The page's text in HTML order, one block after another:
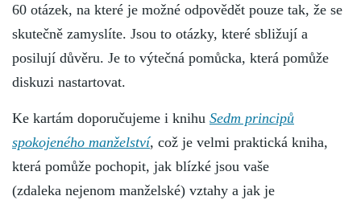
60 otázek, na které je možné odpovědět pouze tak, že se
skutečně zamyslíte. Jsou to otázky, které sbližují a
posilují důvěru. Je to výtečná pomůcka, která pomůže
diskuzi nastartovat.
Ke kartám doporučujeme i knihu Sedm principů
spokojeného manželství, což je velmi praktická kniha,
která pomůže pochopit, jak blízké jsou vaše
(zdaleka nejenom manželské) vztahy a jak je